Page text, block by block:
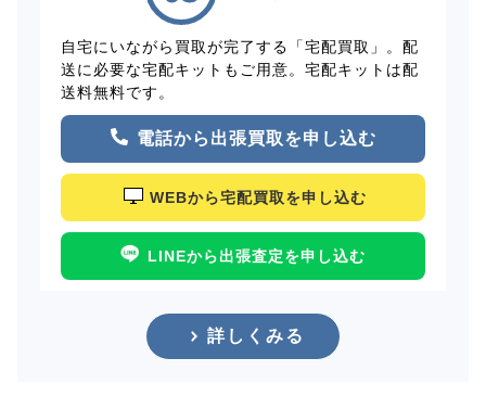
自宅にいながら買取が完了する「宅配買取」。配
送に必要な宅配キットもご用意。宅配キットは配
送料無料です。
電話から出張買取を申し込む
WEBから宅配買取を申し込む
LINEから出張査定を申し込む
詳しくみる